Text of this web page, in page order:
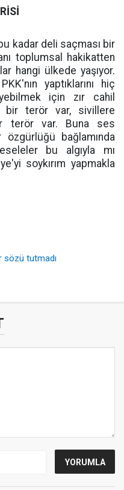
kadar deli saçması bir
toplumsal hakikatten
hangi ülkede yaşıyor.
yaptıklarını hiç
için zır cahil
bir terör var, sivillere
terör var. Buna ses
özgürlüğü bağlamında
bu algıyla mı
soykırım yapmakla
sözü tutmadı